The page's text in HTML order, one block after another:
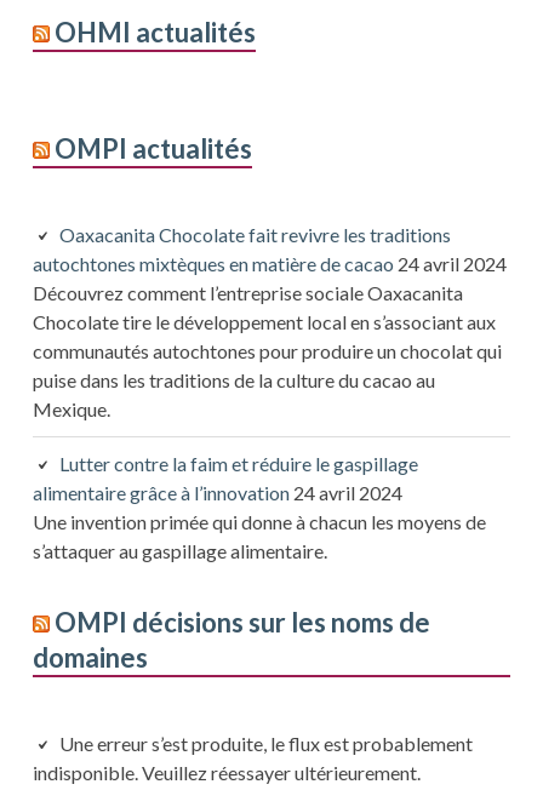
OHMI actualités
OMPI actualités
Oaxacanita Chocolate fait revivre les traditions
autochtones mixtèques en matière de cacao 24 avril 2024
Découvrez comment l’entreprise sociale Oaxacanita
Chocolate tire le développement local en s’associant aux
communautés autochtones pour produire un chocolat qui
puise dans les traditions de la culture du cacao au
Mexique.
Lutter contre la faim et réduire le gaspillage
alimentaire grâce à l’innovation 24 avril 2024
Une invention primée qui donne à chacun les moyens de
s’attaquer au gaspillage alimentaire.
OMPI décisions sur les noms de
domaines
Une erreur s’est produite, le flux est probablement
indisponible. Veuillez réessayer ultérieurement.